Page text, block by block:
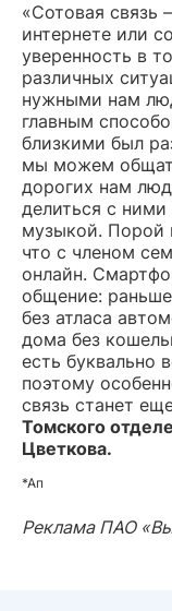
«Сотовая связь
интернете или
уверенность в
различных
нужными нам
главным
близкими был
мы можем
дорогих нам
делиться с
музыкой. Порой
что с членом
онлайн.
общение:
без атласа
дома без
есть буквально
поэтому
связь станет
Томского
Цветкова.
*Ап
Реклама ПАО